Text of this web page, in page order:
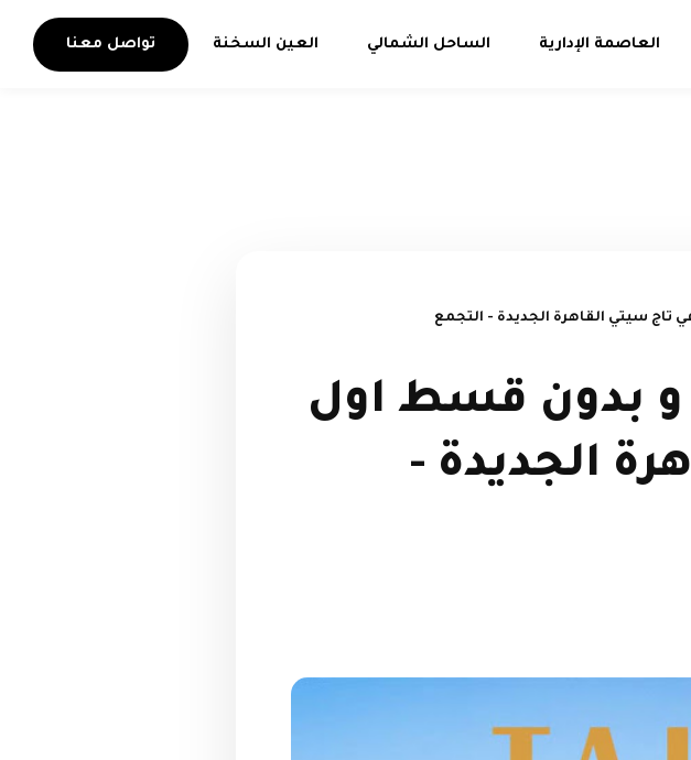
العاصمة الإدارية الساحل الشمالي العين السخنة تواصل معنا
سيتي القاهرة الجديدة - التجمع
و بدون قسط اول
الجديدة -